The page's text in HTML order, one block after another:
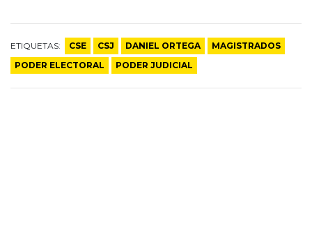
ETIQUETAS: CSE CSJ DANIEL ORTEGA
MAGISTRADOS
PODER ELECTORAL
PODER JUDICIAL